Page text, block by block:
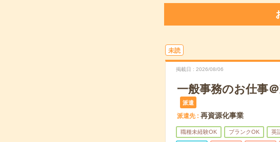
未読
掲載日 2026/08/06
一般事務のお仕事
派遣
派遣先 再資源化事業
職種未経験OK ブランクOK 英